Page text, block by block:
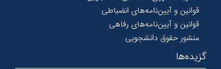
قوانین و آیین‌نامه‌های انضباطی
قوانین و آیین‌نامه‌های رفاهی
منشور حقوق دانشجویی
گزیده‌ها